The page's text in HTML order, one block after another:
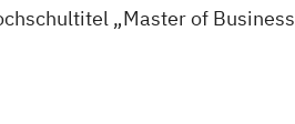
„Master of Business